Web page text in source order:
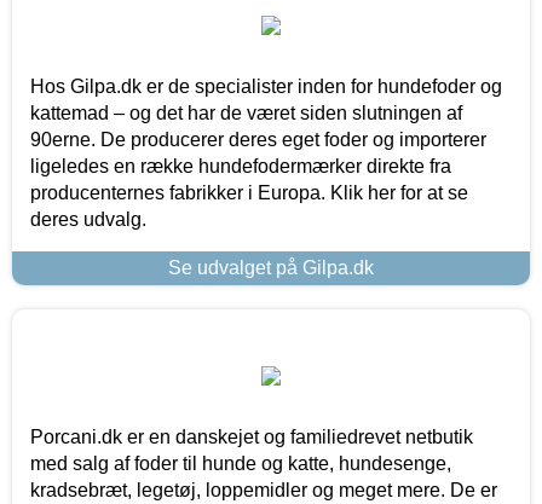
Hos Gilpa.dk er de specialister inden for hundefoder og
kattemad – og det har de været siden slutningen af
90erne. De producerer deres eget foder og importerer
ligeledes en række hundefodermærker direkte fra
producenternes fabrikker i Europa. Klik her for at se
deres udvalg.
Se udvalget på Gilpa.dk
Porcani.dk er en danskejet og familiedrevet netbutik
med salg af foder til hunde og katte, hundesenge,
kradsebræt, legetøj, loppemidler og meget mere. De er